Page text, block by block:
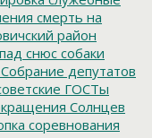
смерть на
район
снюс собаки
Собрание депутатов
ГОСТы
Солнцев
соревнования